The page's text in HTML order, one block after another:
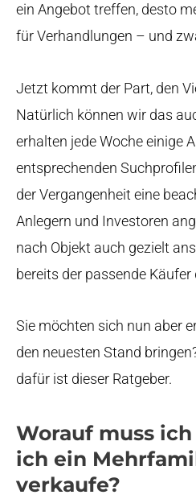
ein Angebot treffen, desto
für Verhandlungen – und
Jetzt kommt der Part, den
Natürlich können wir das
erhalten jede Woche einige
entsprechenden
der Vergangenheit eine
Anlegern und Investoren
nach Objekt auch gezielt
bereits der passende Käufer
Sie möchten sich nun aber
den neuesten Stand
dafür ist dieser Ratgeber.
Worauf muss
ich ein
verkaufe?